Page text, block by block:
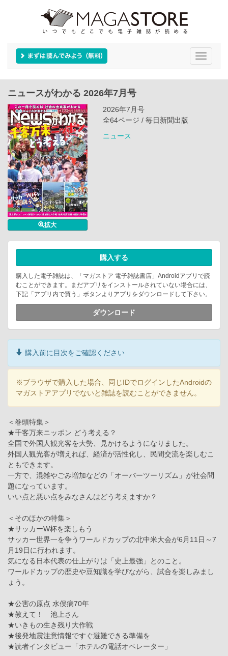
Toggle
ニュースがわかる 2026年7月号
拡大
2026年7月号
全64ページ / 毎日新聞出版
ニュース
購入する
購入した電子雑誌は、「マガストア 電子雑誌書店」Androidアプリで読
むことができます。まだアプリをインストールされていない場合には、
下記「アプリ内で買う」ボタンよりアプリをダウンロードして下さい。
ダウンロード
購入前に目次をご確認ください
※ブラウザで購入した場合、同じIDでログインしたAndroidの
マガストアアプリでないと雑誌を読むことができません。
＜巻頭特集＞
★千客万来ニッポン どう考える？
全国で外国人観光客を大勢、見かけるようになりました。
外国人観光客が増えれば、経済が活性化し、民間交流を楽しむこ
ともできます。
一方で、混雑やごみ増加などの「オーバーツーリズム」が社会問
題になっています。
いい点と悪い点をみなさんはどう考えますか？
＜そのほかの特集＞
★サッカーW杯を楽しもう
サッカー世界一を争うワールドカップの北中米大会が6月11日～7
月19日に行われます。
気になる日本代表の仕上がりは「史上最強」とのこと。
ワールドカップの歴史や豆知識を学びながら、試合を楽しみまし
ょう。
★公害の原点 水俣病70年
★教えて！ 池上さん
★いきもの生き残り大作戦
★後発地震注意情報ですぐ避難できる準備を
★読者インタビュー「ホテルの電話オペレーター」